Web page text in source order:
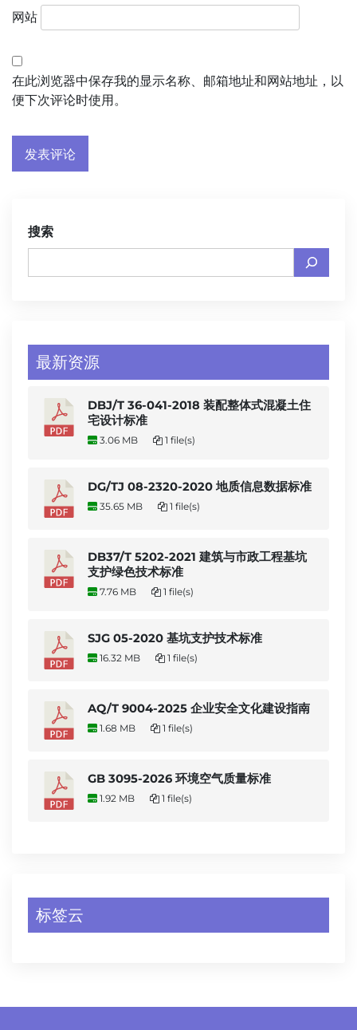
网站
在此浏览器中保存我的显示名称、邮箱地址和网站地址，以
便下次评论时使用。
搜索
最新资源
DBJ/T 36-041-2018 装配整体式混凝土住
宅设计标准
3.06 MB 1 file(s)
DG/TJ 08-2320-2020 地质信息数据标准
35.65 MB 1 file(s)
DB37/T 5202-2021 建筑与市政工程基坑
支护绿色技术标准
7.76 MB 1 file(s)
SJG 05-2020 基坑支护技术标准
16.32 MB 1 file(s)
AQ/T 9004-2025 企业安全文化建设指南
1.68 MB 1 file(s)
GB 3095-2026 环境空气质量标准
1.92 MB 1 file(s)
标签云